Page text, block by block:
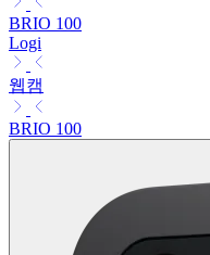
BRIO 100
Logi
웹캠
BRIO 100